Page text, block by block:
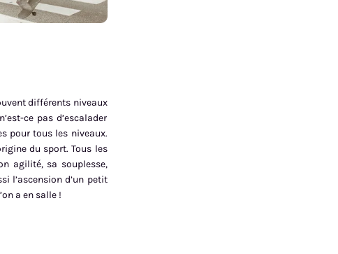
différents niveaux
ce pas d’escalader
pour tous les niveaux.
du sport. Tous les
agilité, sa souplesse,
l’ascension d’un petit
a en salle !